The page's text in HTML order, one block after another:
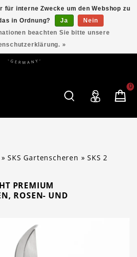
0
»SKS Gartenscheren »SKS 2
PREMIUM
ROSEN- UND
für interne Zwecke um den Webshop zu
in Ordnung?
Ja
Nein
beachten Sie bitte unsere
»